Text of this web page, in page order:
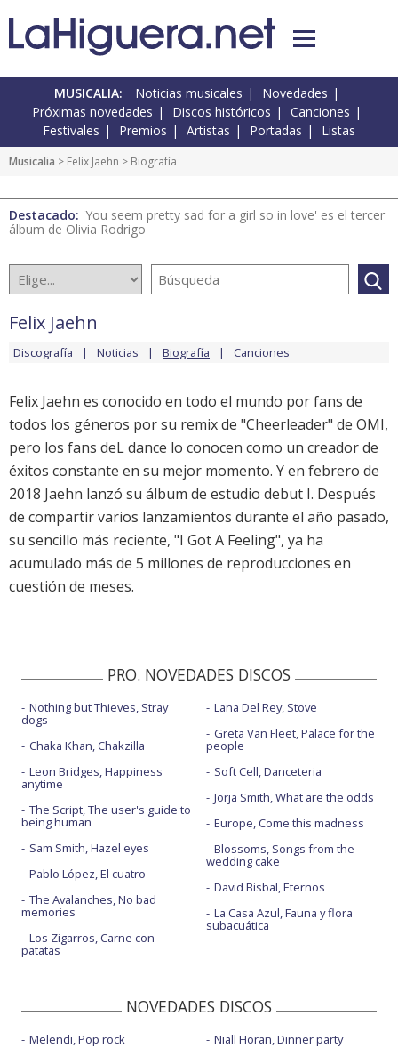
MUSICALIA: Noticias musicales
Novedades
Próximas novedades
Discos históricos
Canciones
Festivales
Premios Artistas Portadas Listas
Musicalia > Felix Jaehn > Biografía
Destacado: 'You seem pretty sad for a girl so in love' es el tercer
álbum de Olivia Rodrigo
Felix Jaehn
Discografía Noticias Biografía Canciones
Felix Jaehn es conocido en todo el mundo por fans de
todos los géneros por su remix de "Cheerleader" de OMI,
pero los fans deL dance lo conocen como un creador de
éxitos constante en su mejor momento. Y en febrero de
2018 Jaehn lanzó su álbum de estudio debut I. Después
de compartir varios lanzamientos durante el año pasado,
su sencillo más reciente, "I Got A Feeling", ya ha
acumulado más de 5 millones de reproducciones en
cuestión de meses.
PRO. NOVEDADES DISCOS
Nothing but Thieves, Stray
dogs
Chaka Khan, Chakzilla
Leon Bridges, Happiness
anytime
The Script, The user's guide to
being human
Sam Smith, Hazel eyes
Pablo López, El cuatro
The Avalanches, No bad
memories
Los Zigarros, Carne con
patatas
Lana Del Rey, Stove
Greta Van Fleet, Palace for the
people
Soft Cell, Danceteria
Jorja Smith, What are the odds
Europe, Come this madness
Blossoms, Songs from the
wedding cake
David Bisbal, Eternos
La Casa Azul, Fauna y flora
subacuática
NOVEDADES DISCOS
Melendi, Pop rock
Niall Horan, Dinner party